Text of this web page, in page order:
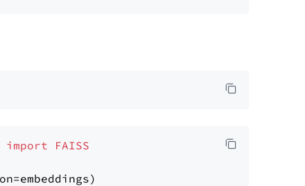
import FAISS